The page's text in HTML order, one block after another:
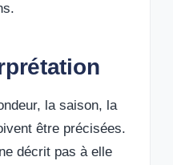
la saison, la
être précisées.
décrit pas à elle